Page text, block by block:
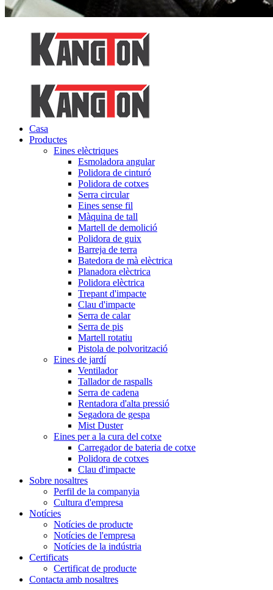
Casa
Productes
Eines elèctriques
Esmoladora angular
Polidora de cinturó
Polidora de cotxes
Serra circular
Eines sense fil
Màquina de tall
Martell de demolició
Polidora de guix
Barreja de terra
Batedora de mà elèctrica
Planadora elèctrica
Polidora elèctrica
Trepant d'impacte
Clau d'impacte
Serra de calar
Serra de pis
Martell rotatiu
Pistola de polvorització
Eines de jardí
Ventilador
Tallador de raspalls
Serra de cadena
Rentadora d'alta pressió
Segadora de gespa
Mist Duster
Eines per a la cura del cotxe
Carregador de bateria de cotxe
Polidora de cotxes
Clau d'impacte
Sobre nosaltres
Perfil de la companyia
Cultura d'empresa
Notícies
Notícies de producte
Notícies de l'empresa
Notícies de la indústria
Certificats
Certificat de producte
Contacta amb nosaltres